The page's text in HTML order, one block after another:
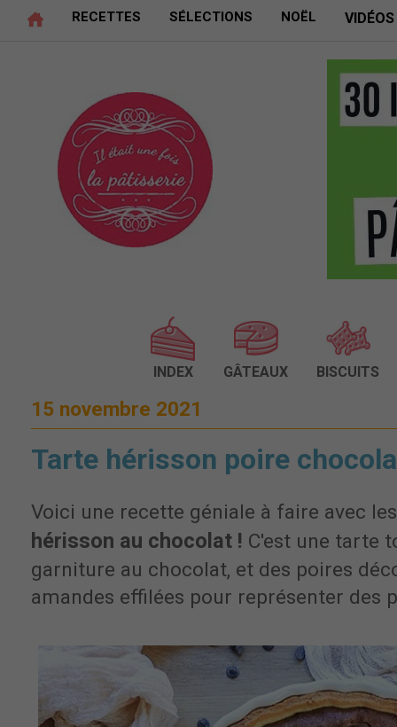
RECETTES SÉLECTIONS NOËL VIDÉOS
INDEX GÂTEAUX BISCUITS
15 novembre 2021
Tarte hérisson poire
Voici une recette géniale à faire avec
hérisson au chocolat ! C'est une tarte
garniture au chocolat, et des poires
amandes effilées pour représenter des